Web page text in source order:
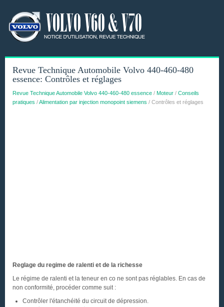
Revue Technique Automobile Volvo 440-460-480
essence: Contrôles et réglages
Revue Technique Automobile Volvo 440-460-480 essence / Moteur / Conseils
pratiques /Alimentation par injection monopoint siemens / Contrôles et réglages
Reglage du regime de ralenti et de la richesse
Le régime de ralenti et la teneur en co ne sont pas réglables. En cas de
non conformité, procéder comme suit :
Contrôler l'étanchéité du circuit de dépression.